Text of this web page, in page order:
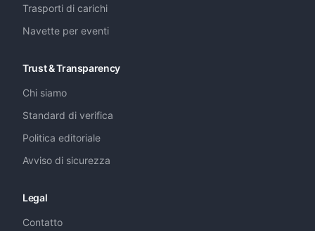
Trasporti di carichi
Navette per eventi
Trust & Transparency
Chi siamo
Standard di verifica
Politica editoriale
Avviso di sicurezza
Legal
Contatto